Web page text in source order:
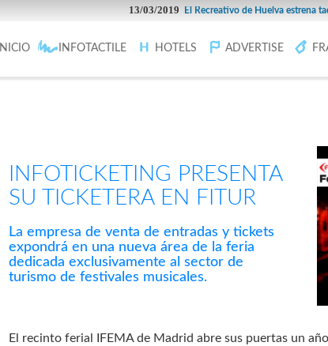
13/03/2019 El Recreativo de Huelva estrena
INICIO INFOTACTILE HOTELS ADVERTISE
INFOTICKETING PRESENTA
SU TICKETERA EN FITUR
La empresa de venta de entradas y tickets
expondrá en una nueva área de la feria
dedicada exclusivamente al sector de
turismo de festivales musicales.
El recinto ferial IFEMA de Madrid abre sus puertas un